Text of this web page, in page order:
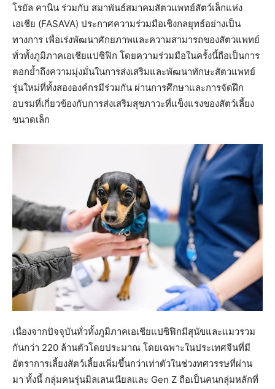
โรยัล คานิน ร่วมกับ สมาพันธ์สมาคมสัตวแพทย์สัตว์เล็กแห่ง
เอเชีย (FASAVA) ประกาศความร่วมมือเชิงกลยุทธ์อย่างเป็น
ทางการ เพื่อเร่งพัฒนาศักยภาพและความสามารถของสัตวแพทย์
ทั่วทั้งภูมิภาคเอเชียแปซิฟิก โดยความร่วมมือในครั้งนี้ถือเป็นการ
ตอกย้ำถึงความมุ่งมั่นในการส่งเสริมและพัฒนาทักษะสัตวแพทย์
รุ่นใหม่ที่ทั้งสององค์กรมีร่วมกัน ผ่านการศึกษาและการจัดฝึก
อบรมที่เกี่ยวข้องกับการส่งเสริมสุขภาวะที่แข็งแรงของสัตว์เลี้ยง
ขนาดเล็ก
เนื่องจากปัจจุบันทั่วทั้งภูมิภาคเอเชียแปซิฟิกมีสุนัขและแมวรวม
กันกว่า 220 ล้านตัวโดยประมาณ โดยเฉพาะในประเทศจีนที่มี
อัตราการเลี้ยงสัตว์เลี้ยงเพิ่มขึ้นกว่าเท่าตัวในช่วงทศวรรษที่ผ่าน
มา ทั้งนี้ กลุ่มคนรุ่นมิลเลนเนียลและ Gen Z ถือเป็นคนกลุ่มหลักที่